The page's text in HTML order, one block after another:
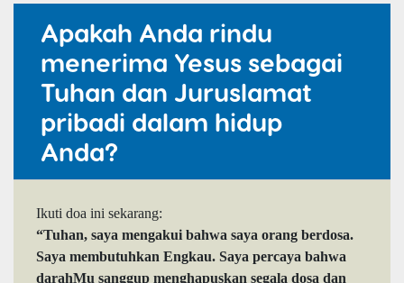
Apakah Anda rindu
menerima Yesus sebagai
Tuhan dan Juruslamat
pribadi dalam hidup
Anda?
Ikuti doa ini sekarang:
“Tuhan, saya mengakui bahwa saya orang berdosa.
Saya membutuhkan Engkau. Saya percaya bahwa
darahMu sanggup menghapuskan segala dosa dan